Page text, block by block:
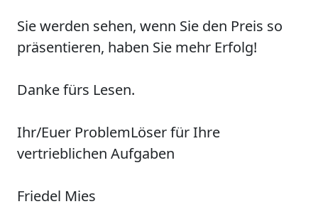
Sie werden sehen, wenn Sie den Preis so
präsentieren, haben Sie mehr Erfolg!
Danke fürs Lesen.
Ihr/Euer ProblemLöser für Ihre
vertrieblichen Aufgaben
Friedel Mies